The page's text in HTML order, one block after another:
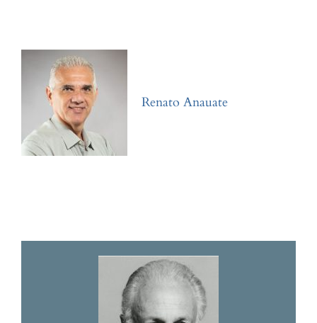
Renato Anauate